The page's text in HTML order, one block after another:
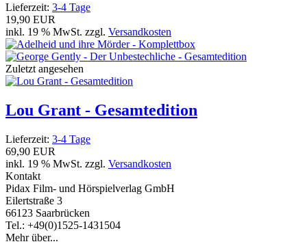
Lieferzeit: 3-4 Tage
19,90 EUR
inkl. 19 % MwSt. zzgl. Versandkosten
Zuletzt angesehen
Lou Grant - Gesamtedition
Lieferzeit: 3-4 Tage
69,90 EUR
inkl. 19 % MwSt. zzgl. Versandkosten
Kontakt
Pidax Film- und Hörspielverlag GmbH
Eilertstraße 3
66123 Saarbrücken
Tel.: +49(0)1525-1431504
Mehr über...